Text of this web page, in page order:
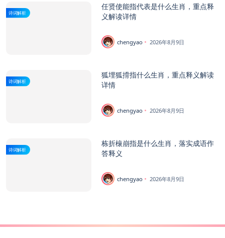
诗词解析
任贤使能指代表是什么生肖，重点释
义解读详情
chengyao 2026年8月9日
诗词解析
狐埋狐搰指什么生肖，重点释义解读
详情
chengyao 2026年8月9日
诗词解析
栋折榱崩指是什么生肖，落实成语作
答释义
chengyao 2026年8月9日